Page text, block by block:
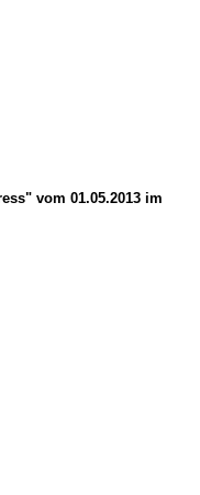
vom 01.05.2013 im